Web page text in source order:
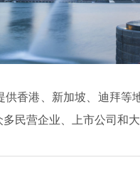
香港、新加坡、迪拜
民营企业、上市公司和大